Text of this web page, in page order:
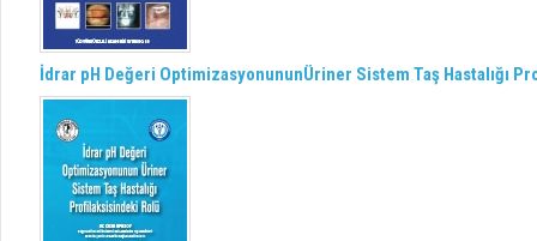
İdrar pH Değeri OptimizasyonununÜriner Sistem Taş Hastalığı